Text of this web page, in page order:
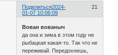
Поделиться 21
2024-
01-07 10:06:09
Вован вованыч
да она и зима в этом году не
рыбацкая какая-то. Так что не
переживай. Передохнешь,